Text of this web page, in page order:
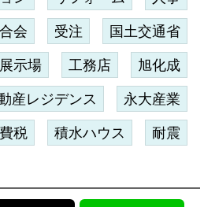
会 受注 国土交通省
展示場 工務店 旭化成
産レジデンス 永大産業
税 積水ハウス 耐震